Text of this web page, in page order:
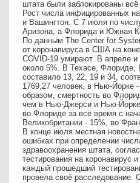
штата были заблокированы
Рост числа инфицированных
и Вашингтон. С 7 июля по
Аризона, а Флорида и Южная
По данным The Center for
от коронавируса в США на
COVID-19 умирают. В апреле
около 5%. В Техасе, Флориде,
составило 13, 22, 19 и 34,
1769,27 человек, в Нью-Йорке
образом, смертность во
чем в Нью-Джерси и Нью-
во Флориде за всё время с
Великобритании - 15%, во
В конце июля местная
ошибках при определении
здравоохранения штата,
тестирования на коронавирус
каждый прошедший
провела своё расследование.